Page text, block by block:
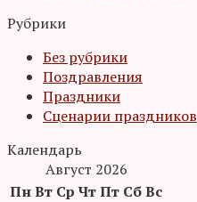
Рубрики
Без рубрики
Поздравления
Праздники
Сценарии праздников
Календарь
Август 2026
ПнВт Ср ЧтПт СбВс